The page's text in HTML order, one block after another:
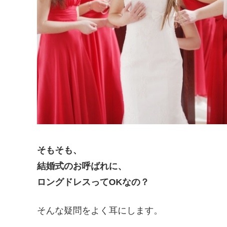
そもそも、
結婚式のお呼ばれに、
ロングドレスってOKなの？
そんな疑問をよく耳にします。